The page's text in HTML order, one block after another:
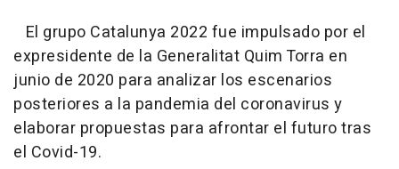
El grupo Catalunya 2022 fue impulsado por el
expresidente de la Generalitat Quim Torra en
junio de 2020 para analizar los escenarios
posteriores a la pandemia del coronavirus y
elaborar propuestas para afrontar el futuro tras
el Covid-19.